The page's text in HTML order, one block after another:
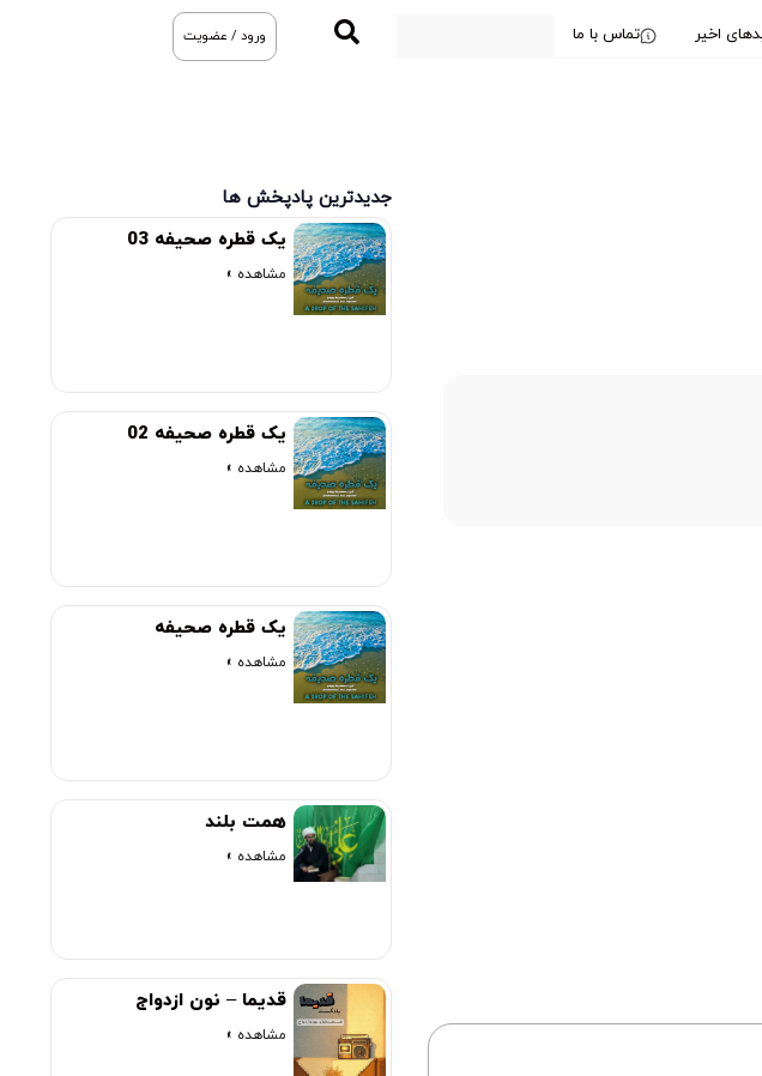
اخیر تماس با ما ورود / عضویت
جدیدترین پادپخش ها
یک قطره صحیفه 03
مشاهده »
یک قطره صحیفه 02
مشاهده »
یک قطره صحیفه
مشاهده »
همت بلند
مشاهده »
قدیما – نون ازدواج
مشاهده »